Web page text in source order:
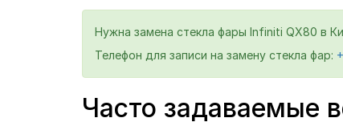
Нужна замена стекла фары Infiniti QX80 в
Телефон для записи на замену стекла фар:
Часто задаваемые